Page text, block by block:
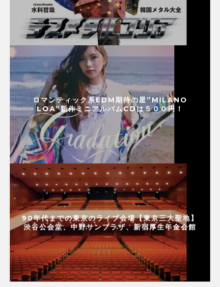
ロマンティック系EDM期待の星”MILANO
LOA”新作ミニアルバムCDは５００円！
90年代までの東京のライブ会場【東京三大聖地】
渋谷公会堂、中野サンプラザ、新宿厚生年金会館